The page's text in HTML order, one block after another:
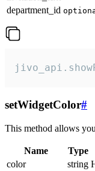
department_id
setWidgetColor#
This method allows
Name Type
color
string